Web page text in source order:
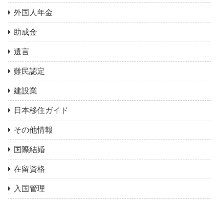
外国人年金
助成金
遺言
難民認定
建設業
日本移住ガイド
その他情報
国際結婚
在留資格
入国管理